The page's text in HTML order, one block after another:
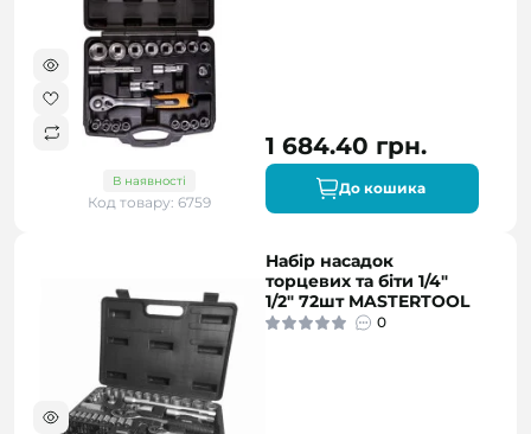
В наявності
Код товару: 6759
1 684.40 грн.
До кошика
Набір насадок
торцевих та біти 1/4"
1/2" 72шт MASTERTOOL
0